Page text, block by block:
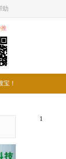
助
推
宝！
1